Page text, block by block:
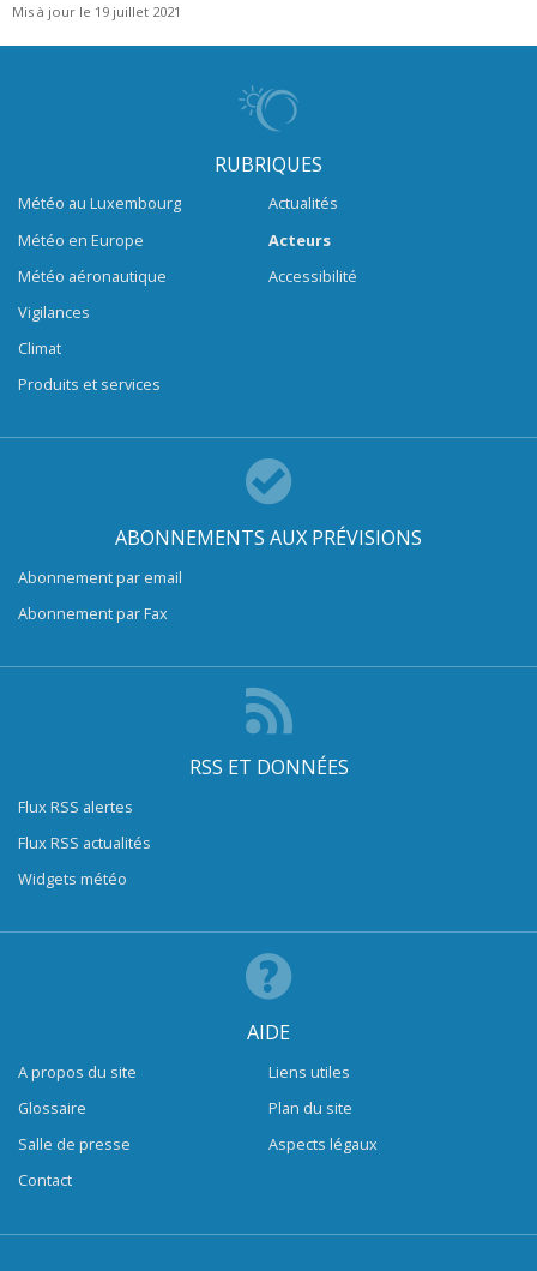
Mis à jour le 19 juillet 2021
RUBRIQUES
Météo au Luxembourg
Météo en Europe
Météo aéronautique
Vigilances
Climat
Produits et services
Actualités
Acteurs
Accessibilité
ABONNEMENTS AUX PRÉVISIONS
Abonnement par email
Abonnement par Fax
RSS ET DONNÉES
Flux RSS alertes
Flux RSS actualités
Widgets météo
AIDE
A propos du site
Glossaire
Salle de presse
Contact
Liens utiles
Plan du site
Aspects légaux